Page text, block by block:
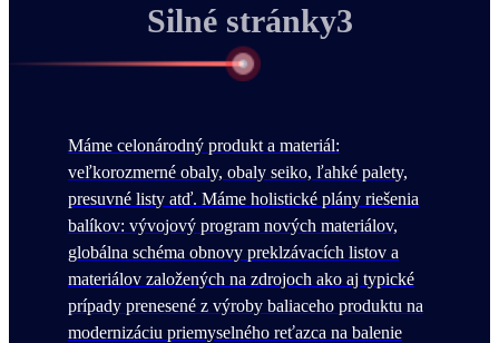
Silné stránky3
Máme celonárodný produkt a materiál:
veľkorozmerné obaly, obaly seiko, ľahké palety,
presuvné listy atď. Máme holistické plány riešenia
balíkov: vývojový program nových materiálov,
globálna schéma obnovy preklzávacích listov a
materiálov založených na zdrojoch ako aj typické
prípady prenesené z výroby baliaceho produktu na
modernizáciu priemyselného reťazca na balenie